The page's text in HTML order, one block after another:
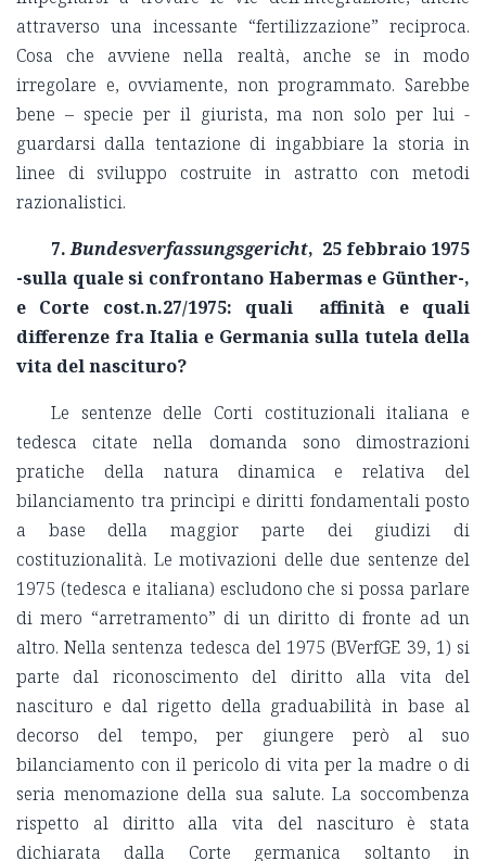
attraverso una incessante “fertilizzazione” reciproca.
Cosa che avviene nella realtà, anche se in modo
irregolare e, ovviamente, non programmato. Sarebbe
bene – specie per il giurista, ma non solo per lui -
guardarsi dalla tentazione di ingabbiare la storia in
linee di sviluppo costruite in astratto con metodi
razionalistici.
7.Bundesverfassungsgericht, 25 febbraio 1975
-sulla quale si confrontano Habermas e Günther-,
e Corte cost.n.27/1975: quali affinità e quali
differenze fra Italia e Germania sulla tutela della
vita del nascituro?
Le sentenze delle Corti costituzionali italiana e
tedesca citate nella domanda sono dimostrazioni
pratiche della natura dinamica e relativa del
bilanciamento tra princìpi e diritti fondamentali posto
a base della maggior parte dei giudizi di
costituzionalità. Le motivazioni delle due sentenze del
1975 (tedesca e italiana) escludono che si possa parlare
di mero “arretramento” di un diritto di fronte ad un
altro. Nella sentenza tedesca del 1975 (BVerfGE 39, 1) si
parte dal riconoscimento del diritto alla vita del
nascituro e dal rigetto della graduabilità in base al
decorso del tempo, per giungere però al suo
bilanciamento con il pericolo di vita per la madre o di
seria menomazione della sua salute. La soccombenza
rispetto al diritto alla vita del nascituro è stata
dichiarata dalla Corte germanica soltanto in